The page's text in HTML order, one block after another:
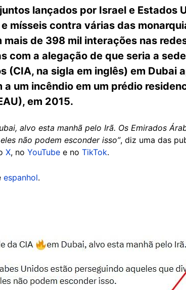
lançados por Israel e Estados
mísseis contra várias das
de 398 mil interações nas
com a alegação de que seria a
(CIA, na sigla em inglês) em Dubai
um incêndio em um prédio
em 2015.
alvo esta manhã pelo Irã. Os Emirados
não podem esconder isso”, diz uma das
X, no YouTube e no TikTok.
espanhol.